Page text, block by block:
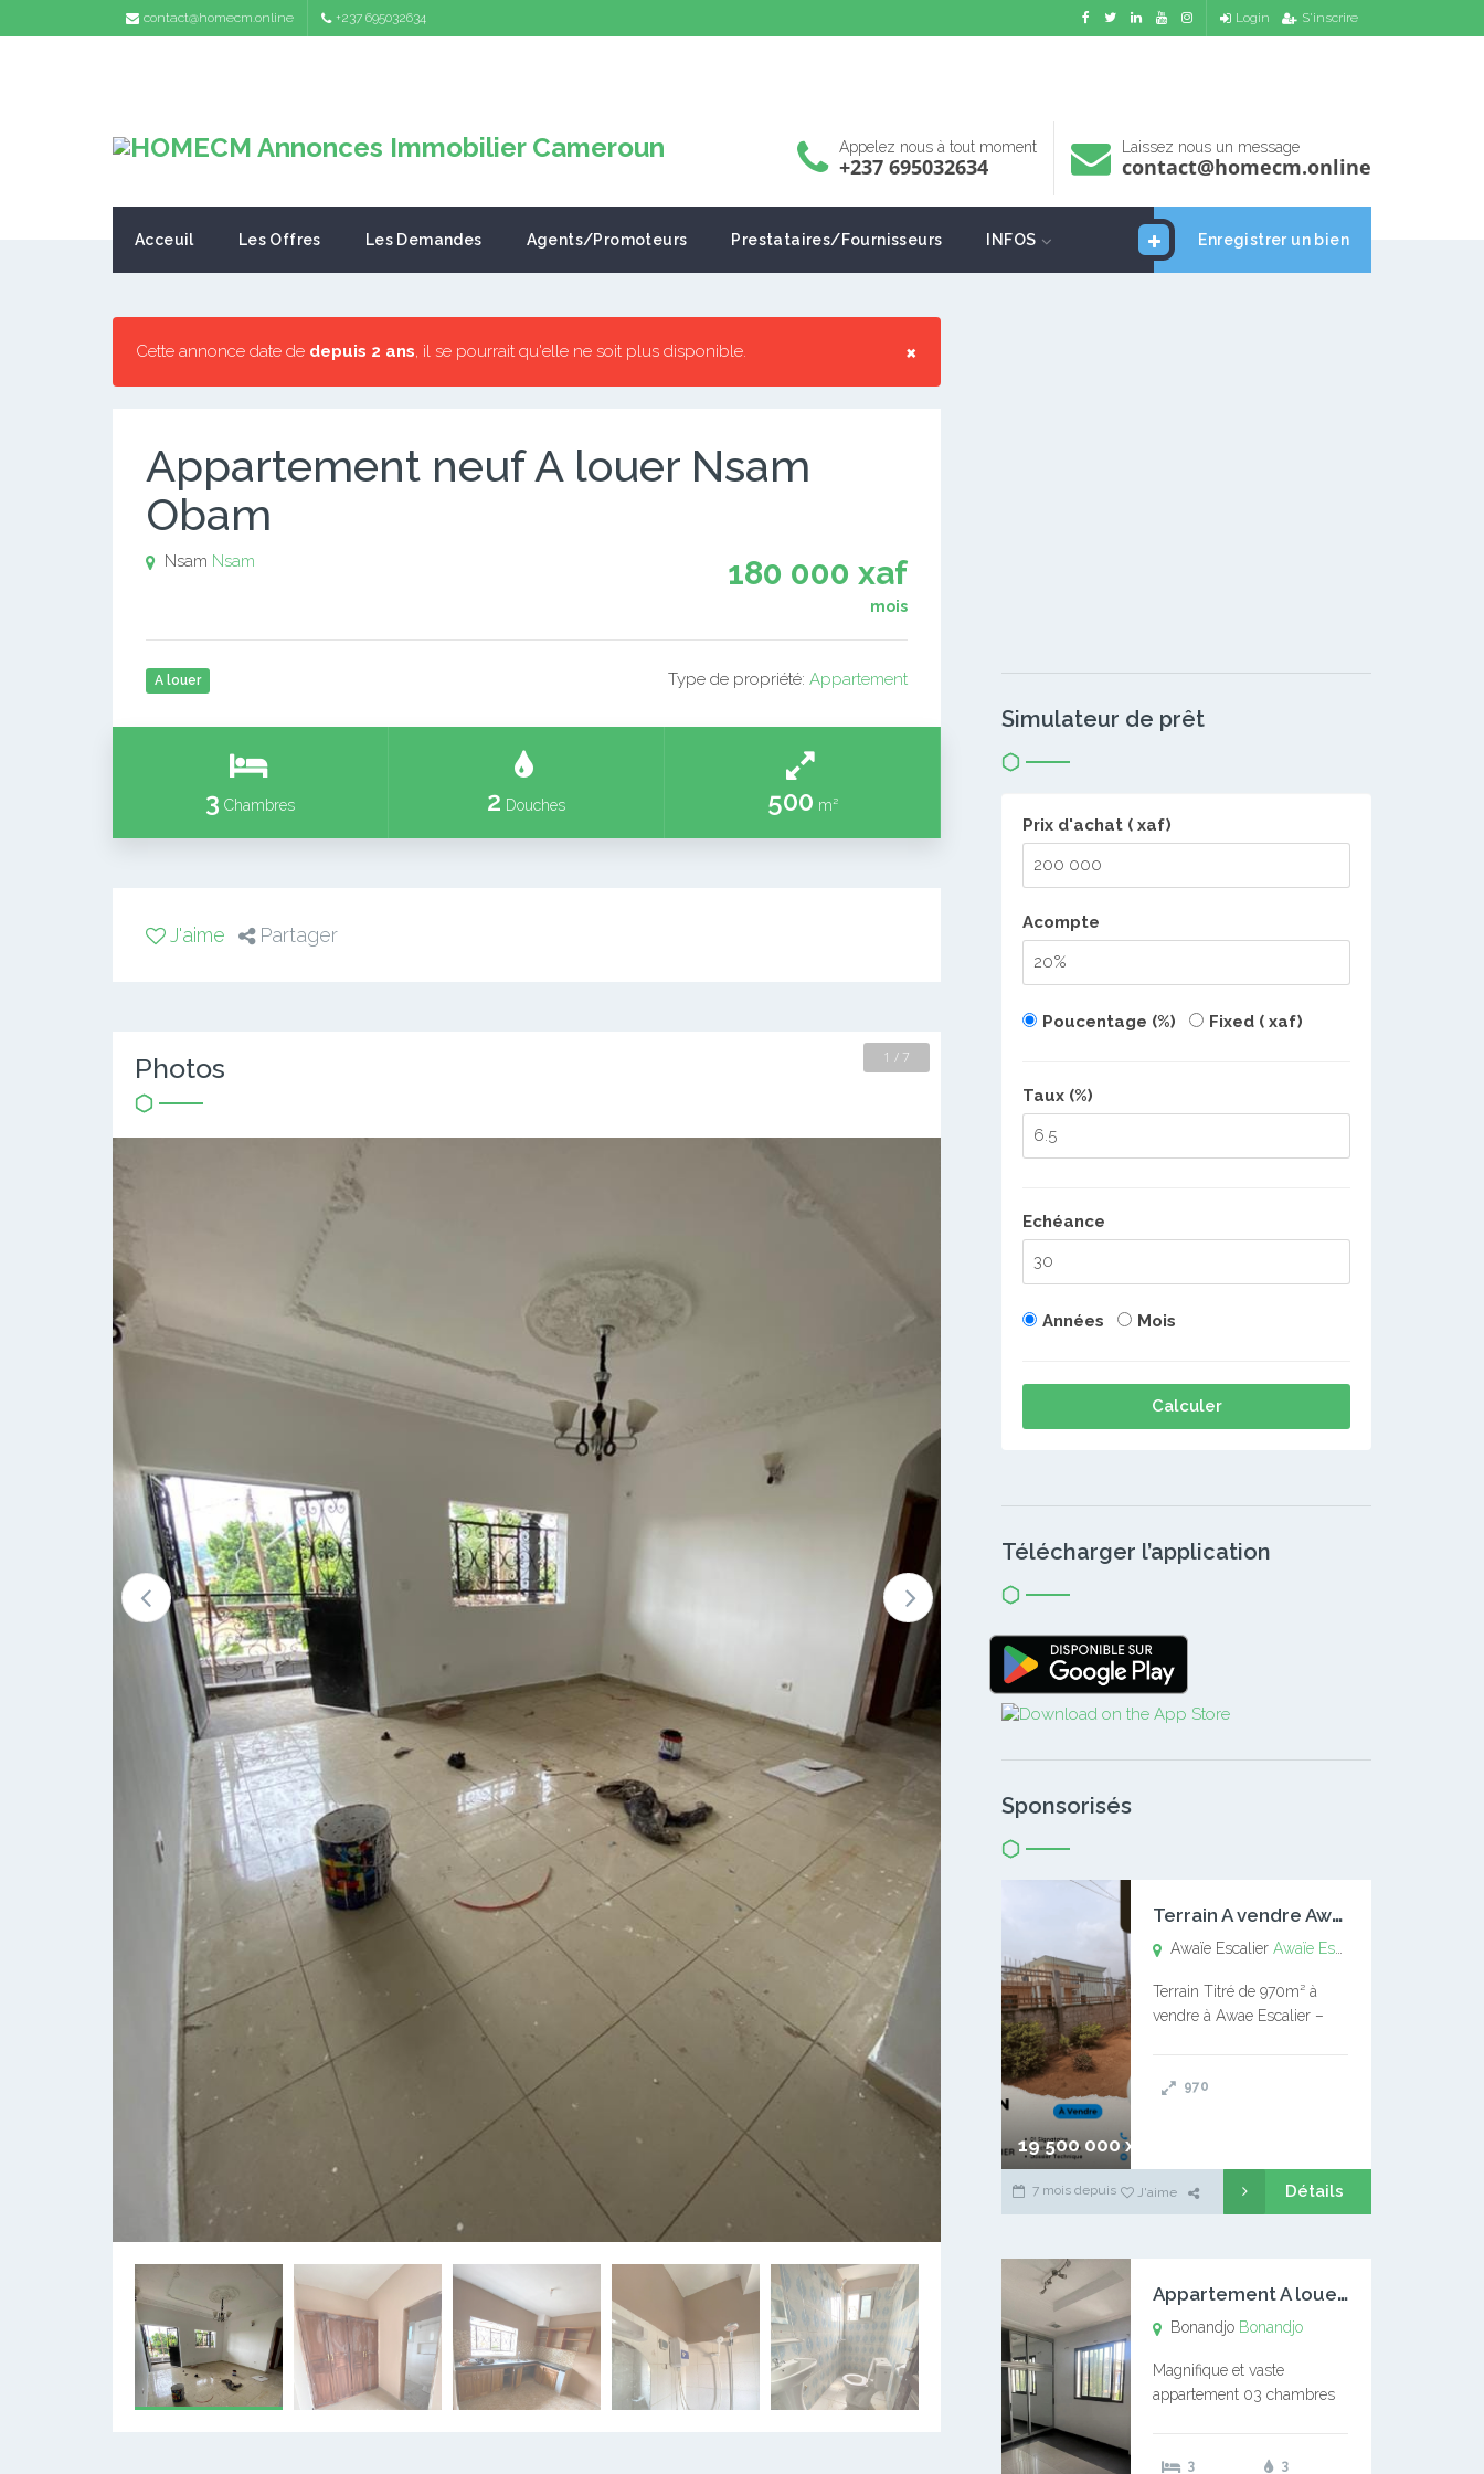
contact@homecm.online +237 695032634 Login S'inscrire
Appelez nous à tout moment
+237 695032634
Laissez nous un message
contact@homecm.online
Enregistrer un bien
Acceuil Les Offres Les Demandes Agents/Promoteurs Prestataires/Fournisseurs INFOS
×
Cette annonce date de depuis 2 ans, il se pourrait qu'elle ne soit plus disponible.
Appartement neuf A louer Nsam
Obam
180 000 xaf
mois
Nsam Nsam
A louer Type de propriété: Appartement
3 Chambres 2 Douches 500 m²
J'aime Partager
Photos 2 / 7
Simulateur de prêt
Prix d'achat ( xaf)
Acompte
Poucentage (%) Fixed ( xaf)
Taux (%)
Echéance
Années Mois
Calculer
Télécharger l’application
Sponsorisés
19 500 000 xaf
T
errain A vendre Awaïe Escalier
Awaïe EscalierAwaïe Escalier
Terrain Titré de 970m² à
vendre à Awae Escalier –
l’Université Catholique –
970
7 mois depuis J'aime Détails
A
ppartement A louer Bonandjo
Bonandjo Bonandjo
Magnifique et vaste
appartement 03 chambres
douches 01 vaste salon 01
3
3